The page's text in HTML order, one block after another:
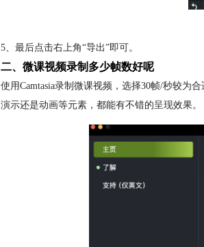
5、最后点击右上角“导出”即可。
二、微课视频录制多少帧数好呢
使用Camtasia录制微课视频，选择30帧/秒较为
演示还是动画等元素，都能有不错的呈现效果。